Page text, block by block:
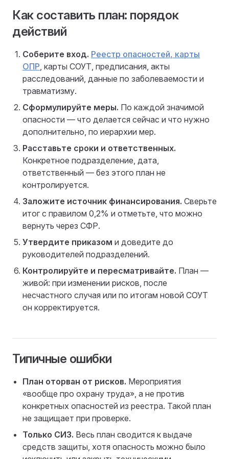
Как составить план: порядок
действий
Соберите вход. Реестр опасностей, карты
ОПР , карты СОУТ, предписания, акты
расследований, данные по заболеваемости и
травматизму.
Сформулируйте меры. По каждой значимой
опасности — что делается сейчас и что нужно
дополнительно, по иерархии мер.
Расставьте сроки и ответственных.
Конкретное подразделение, дата,
ответственный — без этого план не
контролируется.
Заложите источник финансирования. Сверьте
итог с правилом 0,2% и отметьте, что можно
вернуть через СФР.
Утвердите приказом и доведите до
руководителей подразделений.
Контролируйте и пересматривайте. План —
живой: при изменении рисков, после
несчастного случая или по итогам новой СОУТ
он корректируется.
Типичные ошибки
План оторван от рисков. Мероприятия
«вообще про охрану труда», а не против
конкретных опасностей из реестра. Такой план
не защищает при проверке.
Только СИЗ. Весь план сводится к выдаче
средств защиты, хотя опасность можно было